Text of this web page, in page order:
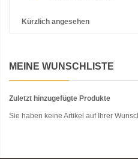
Kürzlich angesehen
MEINE WUNSCHLISTE
Zuletzt hinzugefügte Produkte
Sie haben keine Artikel auf Ihrer